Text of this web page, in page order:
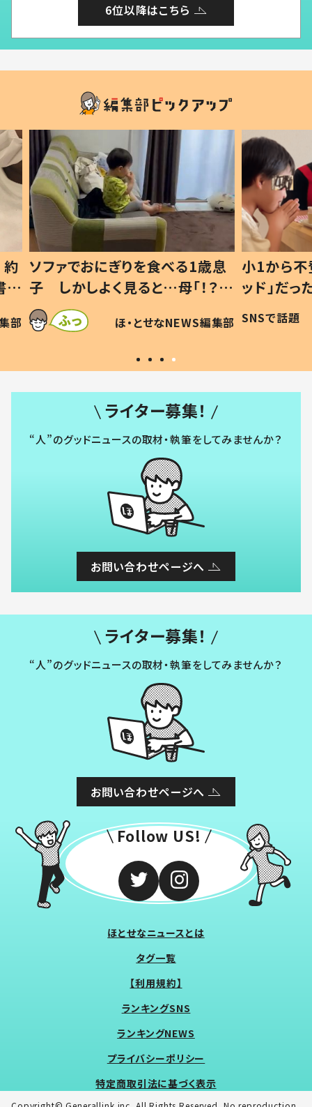
6位以降はこちら
歳息
？」
可愛
編集部
小1から不登校、息子は「ギフテ
ッド」だった 父が“ウチ給食”を
作り続ける理由とは #令和の親
#令和の子
SNSで話題 ほ・とせなNEWS編集部
ひ孫
が、抱
「涙
い」
ライター募集！
“人”のグッドニュースの取材・執筆をしてみませんか？
お問い合わせページへ
ライター募集！
“人”のグッドニュースの取材・執筆をしてみませんか？
お問い合わせページへ
Follow US!
ほとせなニュースとは
タグ一覧
【利用規約】
ランキングSNS
ランキングNEWS
プライバシーポリシー
特定商取引法に基づく表示